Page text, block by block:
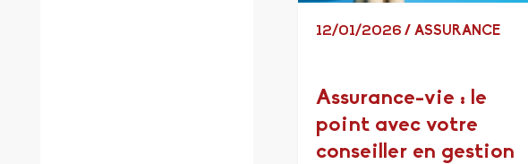
12/01/2026 / ASSURANCE
Assurance-vie : le
point avec votre
conseiller en gestion